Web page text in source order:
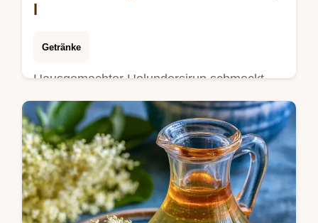
l
Getränke
Hausgemachter Holundersirup schmeckt
blumig-süß. Erfahren Sie, wie Sie
Holundersirup selber machen und Flaschen
sterilisieren. Inklusive Temperatur-Tabelle.